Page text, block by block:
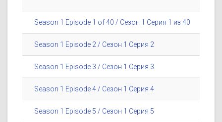
Season 1 Episode 1 of 40 / Сезон 1 Серия 1 из 40
Season 1 Episode 2 / Сезон 1 Серия 2
Season 1 Episode 3 / Сезон 1 Серия 3
Season 1 Episode 4 / Сезон 1 Серия 4
Season 1 Episode 5 / Сезон 1 Серия 5